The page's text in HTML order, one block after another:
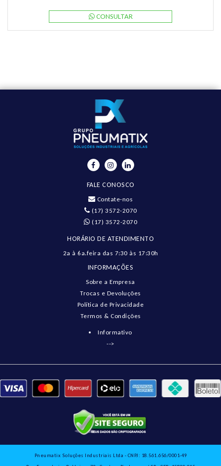
CONSULTAR
FALE CONOSCO
Contate-nos
(17) 3572-2070
(17) 3572-2070
HORÁRIO DE ATENDIMENTO
2a à 6a.feira das 7:30 às 17:30h
INFORMAÇÕES
Sobre a Empresa
Trocas e Devoluções
Política de Privacidade
Termos & Condições
Informativo
-->
Pneumatix Soluções Industriais Ltda - CNPJ: 18.561.656/0001-49